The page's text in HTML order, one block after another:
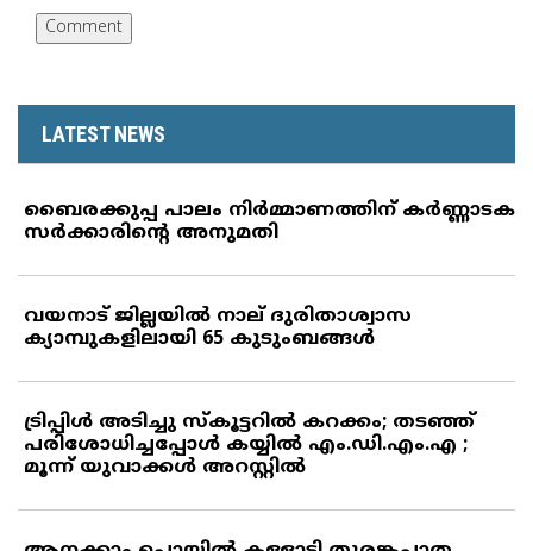
LATEST NEWS
ബൈരക്കുപ്പ പാലം നിര്‍മ്മാണത്തിന് കര്‍ണ്ണാടക
സര്‍ക്കാരിന്റെ അനുമതി
വയനാട് ജില്ലയില്‍ നാല് ദുരിതാശ്വാസ
ക്യാമ്പുകളിലായി 65 കുടുംബങ്ങള്‍
ട്രിപ്പിള്‍ അടിച്ചു സ്‌കൂട്ടറില്‍ കറക്കം; തടഞ്ഞ്
പരിശോധിച്ചപ്പോള്‍ കയ്യില്‍ എം.ഡി.എം.എ ;
മൂന്ന് യുവാക്കള്‍ അറസ്റ്റില്‍